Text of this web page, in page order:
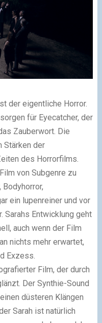
der eigentliche Horror.
für Eyecatcher, der
Zauberwort. Die
Stärken der
des Horrorfilms.
von Subgenre zu
ein lupenreiner und vor
Entwicklung geht
auch wenn der Film
nichts mehr erwartet,
Exzess.
Film, der durch
Der Synthie-Sound
düsteren Klängen
Sarah ist natürlich